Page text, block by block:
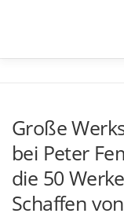
VITA/AUSBILDUNG
Große
bei Peter
die 50
Schaffen